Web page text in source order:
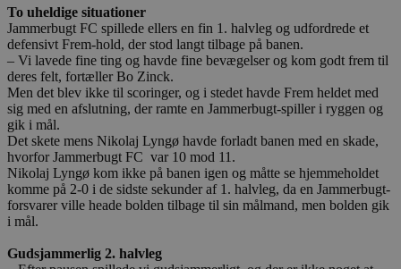
To uheldige situationer
Jammerbugt FC spillede ellers en fin 1. halvleg og udfordrede et
defensivt Frem-hold, der stod langt tilbage på banen.
– Vi lavede fine ting og havde fine bevægelser og kom godt frem til
deres felt, fortæller Bo Zinck.
Men det blev ikke til scoringer, og i stedet havde Frem heldet med
sig med en afslutning, der ramte en Jammerbugt-spiller i ryggen og
gik i mål.
Det skete mens Nikolaj Lyngø havde forladt banen med en skade,
hvorfor Jammerbugt FC var 10 mod 11.
Nikolaj Lyngø kom ikke på banen igen og måtte se hjemmeholdet
komme på 2-0 i de sidste sekunder af 1. halvleg, da en Jammerbugt-
forsvarer ville heade bolden tilbage til sin målmand, men bolden gik
i mål.
Gudsjammerlig 2. halvleg